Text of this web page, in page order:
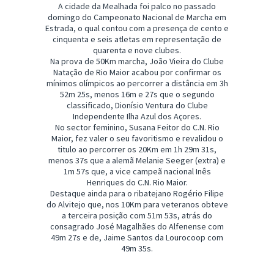
A cidade da Mealhada foi palco no passado
domingo do Campeonato Nacional de Marcha em
Estrada, o qual contou com a presença de cento e
cinquenta e seis atletas em representação de
quarenta e nove clubes.
Na prova de 50Km marcha, João Vieira do Clube
Natação de Rio Maior acabou por confirmar os
mínimos olímpicos ao percorrer a distância em 3h
52m 25s, menos 16m e 27s que o segundo
classificado, Dionísio Ventura do Clube
Independente Ilha Azul dos Açores.
No sector feminino, Susana Feitor do C.N. Rio
Maior, fez valer o seu favoritismo e revalidou o
titulo ao percorrer os 20Km em 1h 29m 31s,
menos 37s que a alemã Melanie Seeger (extra) e
1m 57s que, a vice campeã nacional Inês
Henriques do C.N. Rio Maior.
Destaque ainda para o ribatejano Rogério Filipe
do Alvitejo que, nos 10Km para veteranos obteve
a terceira posição com 51m 53s, atrás do
consagrado José Magalhães do Alfenense com
49m 27s e de, Jaime Santos da Lourocoop com
49m 35s.